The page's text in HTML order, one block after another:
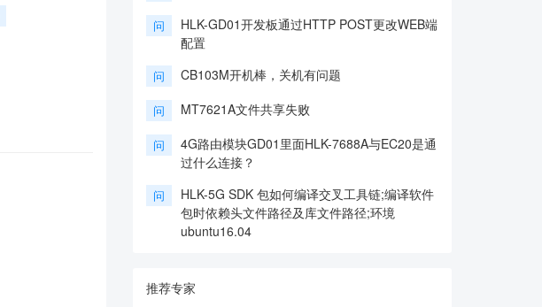
问
HLK-GD01开发板通过HTTP POST更改WEB端
配置
问 CB103M开机棒，关机有问题
问 MT7621A文件共享失败
问
4G路由模块GD01里面HLK-7688A与EC20是通
过什么连接？
问
HLK-5G SDK 包如何编译交叉工具链;编译软件
包时依赖头文件路径及库文件路径;环境
ubuntu16.04
推荐专家